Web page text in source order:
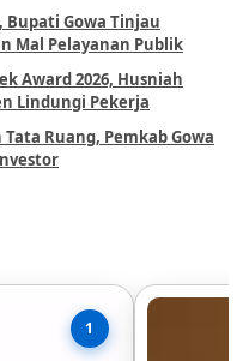
Bupati Gowa Tinjau
Mal Pelayanan Publik
Award 2026, Husniah
Lindungi Pekerja
Ruang, Pemkab Gowa
1